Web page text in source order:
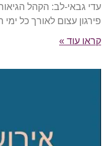
עדי גבאי-לב: הקהל
פירגון עצום לאורך כל
קראו עוד »